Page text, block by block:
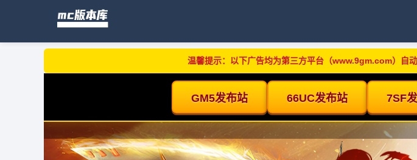
温馨提示：以下广告均为第三方平台（www.9gm.com）自